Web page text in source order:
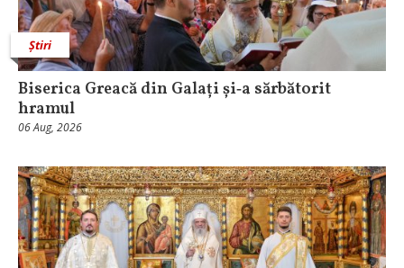
Știri
Biserica Greacă din Galați și‑a sărbătorit
hramul
06 Aug, 2026